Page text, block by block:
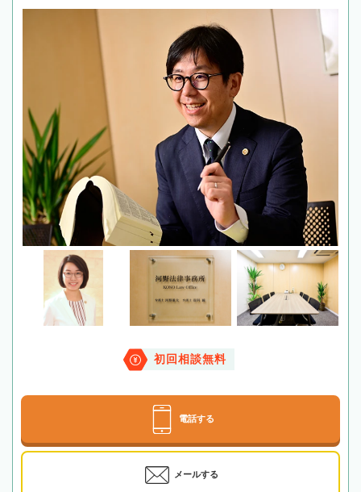
初回相談無料
電話する
メールする